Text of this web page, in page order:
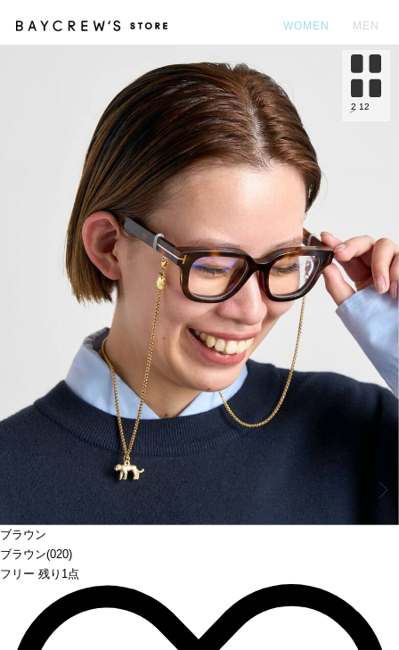
WOMEN MEN
ブラウン
ブラウン(020)
フリー 残り1点
Prev
2 12